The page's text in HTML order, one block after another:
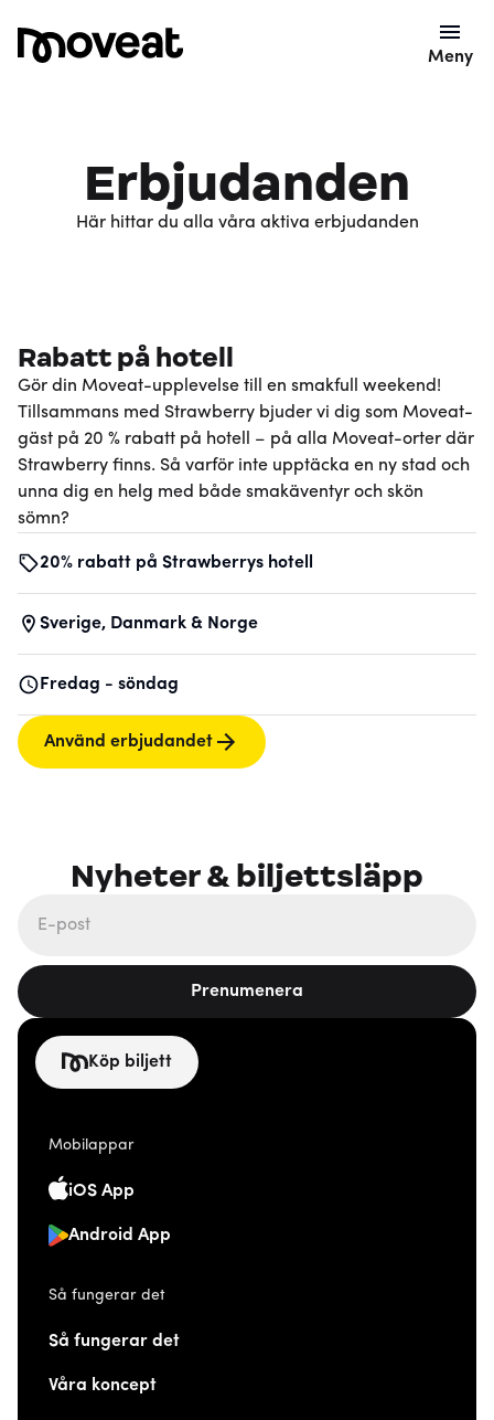
Meny
Erbjudanden
Här hittar du alla våra aktiva erbjudanden
20% rabatt på hotellövernattning
Rabatt på hotell
Gör din Moveat-upplevelse till en smakfull weekend!
Tillsammans med Strawberry bjuder vi dig som Moveat-
gäst på 20 % rabatt på hotell – på alla Moveat-orter där
Strawberry finns. Så varför inte upptäcka en ny stad och
unna dig en helg med både smakäventyr och skön
sömn?
20% rabatt på Strawberrys hotell
Sverige, Danmark & Norge
Fredag - söndag
Använd erbjudandet
Nyheter & biljettsläpp
Prenumenera
Köp biljett
Mobilappar
iOS App
Android App
Så fungerar det
Så fungerar det
Våra koncept